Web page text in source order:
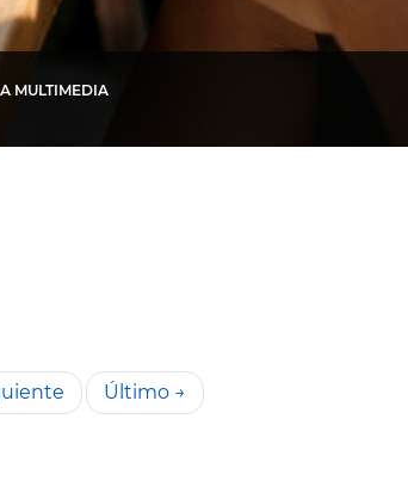
MULTIMEDIA
Último →